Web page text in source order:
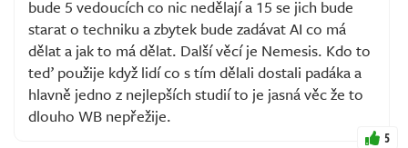
bude 5 vedoucích co nic nedělají a 15 se jich bude
starat o techniku a zbytek bude zadávat AI co má
dělat a jak to má dělat. Další věcí je Nemesis. Kdo to
teď použije když lidí co s tím dělali dostali padáka a
hlavně jedno z nejlepších studií to je jasná věc že to
dlouho WB nepřežije.
5